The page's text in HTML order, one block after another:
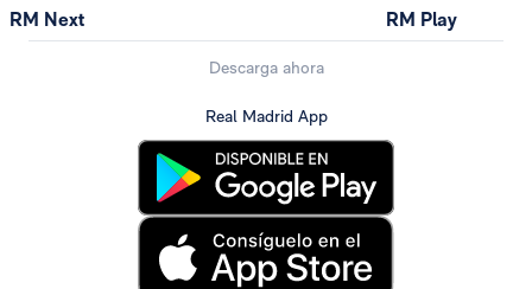
RM Next RM Play
Descarga ahora
Real Madrid App